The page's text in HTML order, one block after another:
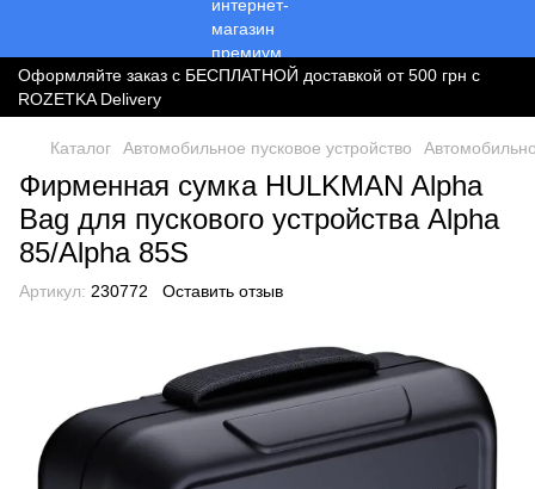
Оформляйте заказ с БЕСПЛАТНОЙ доставкой от 500 грн с
ROZETKA Delivery
Каталог Автомобильное пусковое устройство
Фирменная сумка HULKMAN Alpha
Bag для пускового устройства Alpha
85/Alpha 85S
Артикул: 230772 Оставить отзыв